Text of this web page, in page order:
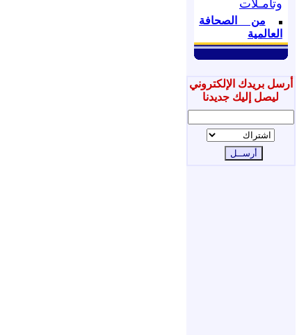
وتأمـلات
من الصحافة
العالمية
أرسل بريدك الإلكتروني
ليصل إليك جديدنا